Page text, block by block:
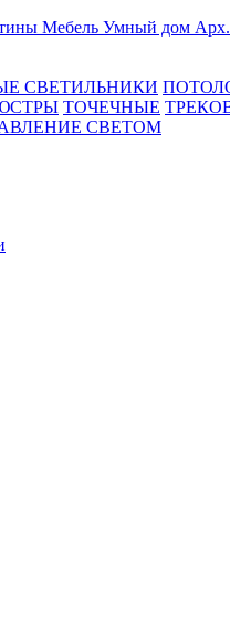
Мебель Умный дом
СВЕТИЛЬНИКИ
ТОЧЕЧНЫЕ
СВЕТОМ